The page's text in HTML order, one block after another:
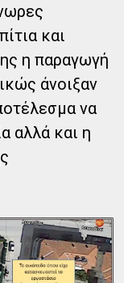
και
η παραγωγή
άνοιξαν
να
αλλά και η